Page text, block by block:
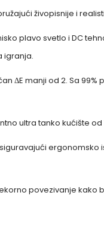
živopisnije i
plavo svetlo i DC
igranja.
ΔE manji od 2. Sa
ultra tanko kućište
ergonomsko
povezivanje